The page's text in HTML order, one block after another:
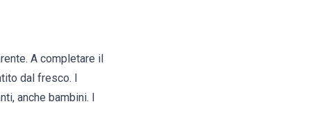
A completare il
dal fresco. I
anche bambini. I